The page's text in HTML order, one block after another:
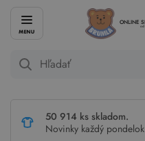
ONLINE
od
50 914 ks skladom.
Novinky každý